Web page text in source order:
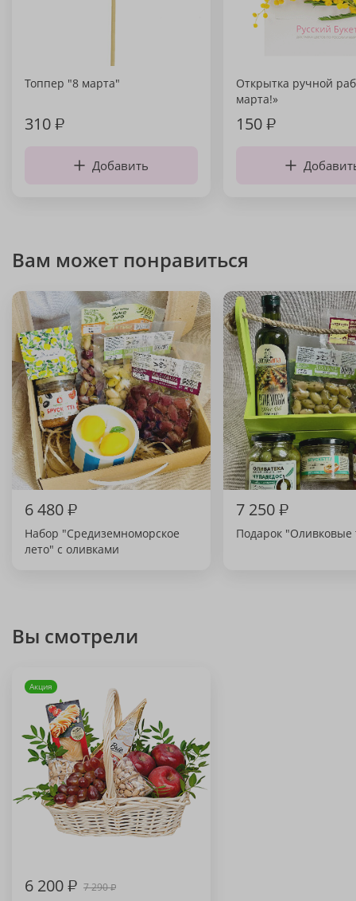
Топпер "8 марта"
310₽
Добавить
Открытка ручной
марта!»
150₽
Вам может понравиться
6 480₽
Набор "Средиземноморское
лето" с оливками
7 250₽
Подарок
Вы смотрели
Акция
6 200₽ 7 290₽